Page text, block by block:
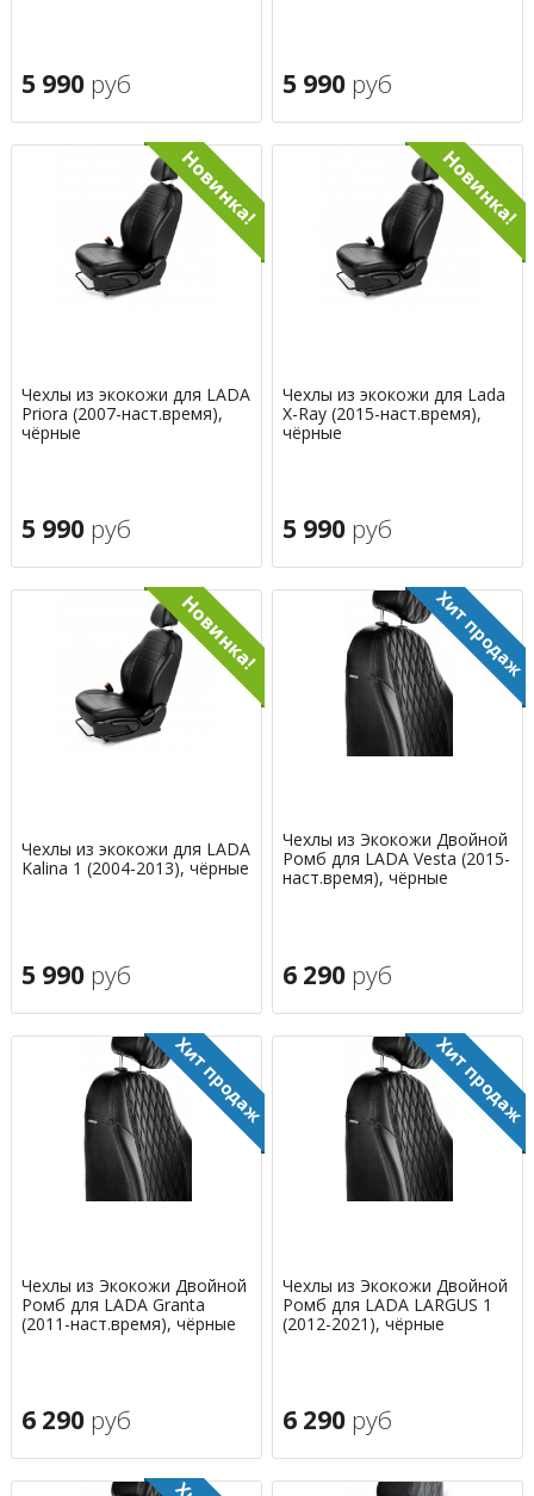
5 990 руб 5 990 руб
Чехлы из экокожи для LADA
Priora (2007-наст.время),
чёрные
5 990 руб
Чехлы из экокожи для Lada
X-Ray (2015-наст.время),
чёрные
5 990 руб
Чехлы из экокожи для LADA
Kalina 1 (2004-2013), чёрные
5 990 руб
Чехлы из Экокожи Двойной
Ромб для LADA Vesta (2015-
наст.время), чёрные
6 290 руб
Чехлы из Экокожи Двойной
Ромб для LADA Granta
(2011-наст.время), чёрные
6 290 руб
Чехлы из Экокожи Двойной
Ромб для LADA LARGUS 1
(2012-2021), чёрные
6 290 руб